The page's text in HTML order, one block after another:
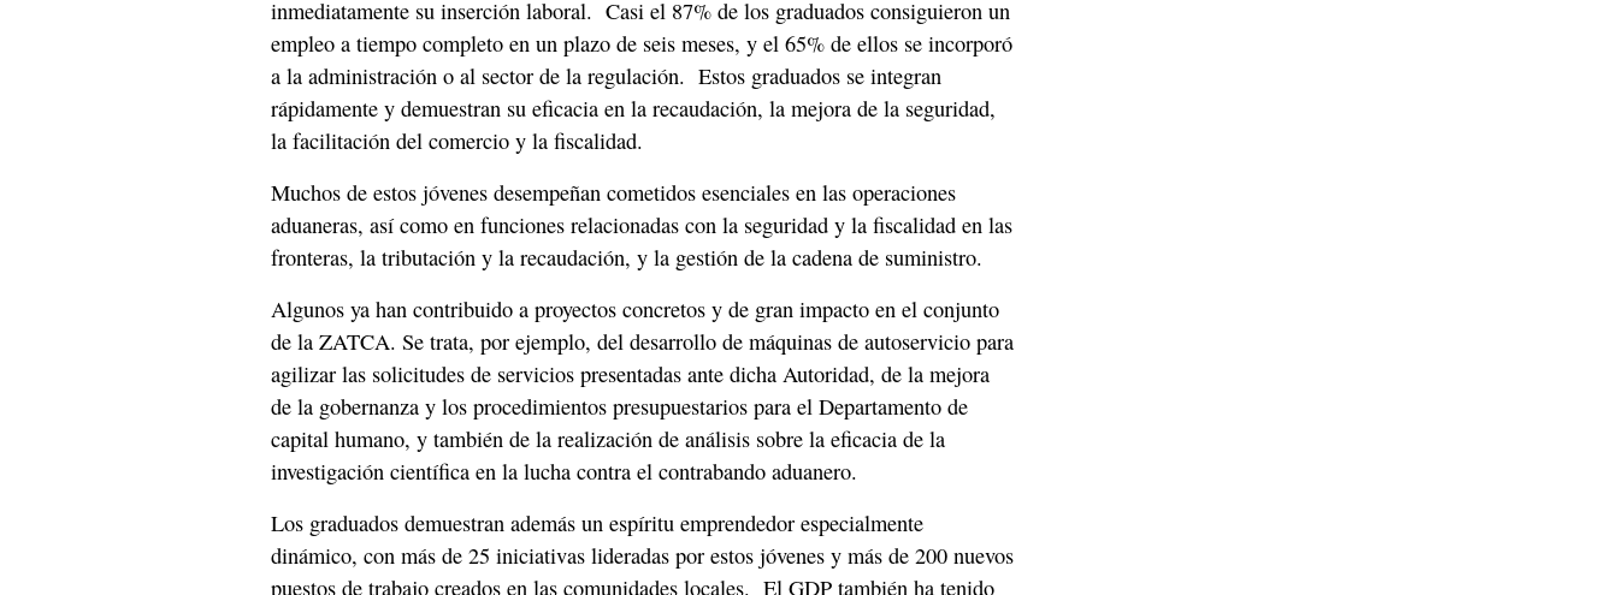
inmediatamente su inserción laboral. Casi el 87% de los graduados consiguieron un
empleo a tiempo completo en un plazo de seis meses, y el 65% de ellos se incorporó
a la administración o al sector de la regulación. Estos graduados se integran
rápidamente y demuestran su eficacia en la recaudación, la mejora de la seguridad,
la facilitación del comercio y la fiscalidad.
Muchos de estos jóvenes desempeñan cometidos esenciales en las operaciones
aduaneras, así como en funciones relacionadas con la seguridad y la fiscalidad en las
fronteras, la tributación y la recaudación, y la gestión de la cadena de suministro.
Algunos ya han contribuido a proyectos concretos y de gran impacto en el conjunto
de la ZATCA. Se trata, por ejemplo, del desarrollo de máquinas de autoservicio para
agilizar las solicitudes de servicios presentadas ante dicha Autoridad, de la mejora
de la gobernanza y los procedimientos presupuestarios para el Departamento de
capital humano, y también de la realización de análisis sobre la eficacia de la
investigación científica en la lucha contra el contrabando aduanero.
Los graduados demuestran además un espíritu emprendedor especialmente
dinámico, con más de 25 iniciativas lideradas por estos jóvenes y más de 200 nuevos
puestos de trabajo creados en las comunidades locales. El GDP también ha tenido